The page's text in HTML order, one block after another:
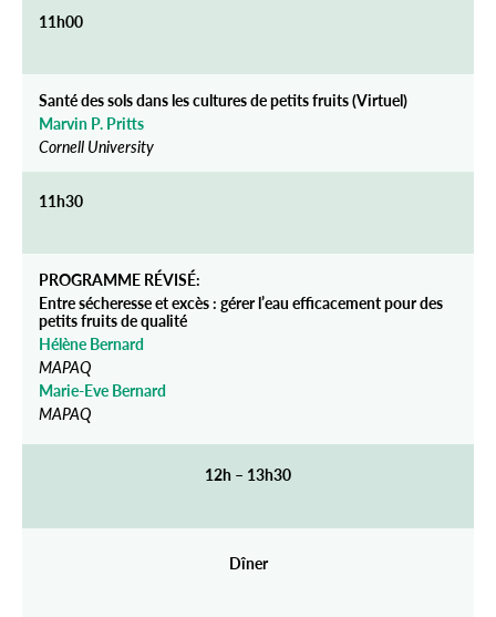
11h00
Santé des sols dans les cultures de petits fruits (Virtuel)
Marvin P. Pritts
Cornell University
11h30
PROGRAMME RÉVISÉ:
Entre sécheresse et excès : gérer l’eau efficacement pour des
petits fruits de qualité
Hélène Bernard
MAPAQ
Marie-Eve Bernard
MAPAQ
12h – 13h30
Dîner